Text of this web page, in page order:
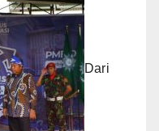
Dari